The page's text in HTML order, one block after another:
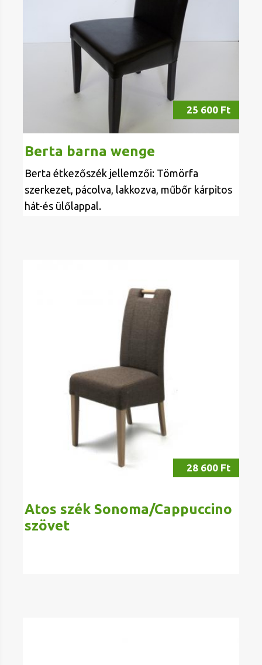
25 600 Ft
Berta barna wenge
Berta étkezőszék jellemzői: Tömörfa
szerkezet, pácolva, lakkozva, műbőr kárpitos
hát-és ülőlappal.
28 600 Ft
Atos szék Sonoma/Cappuccino
szövet